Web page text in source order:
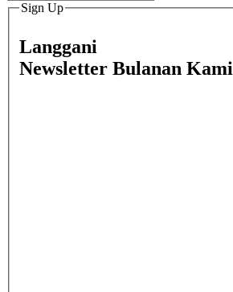
Sign Up
Langgani
Newsletter Bulanan Kami